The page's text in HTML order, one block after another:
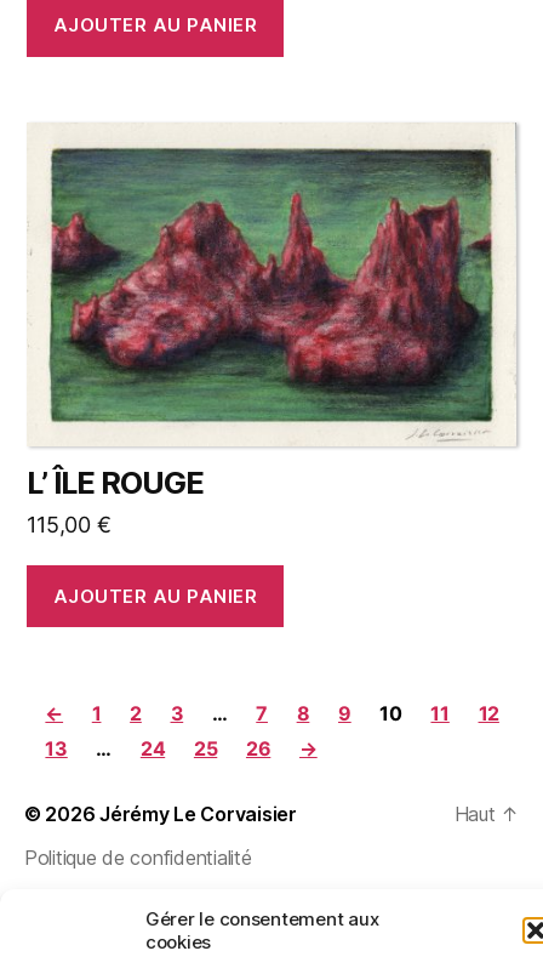
Gérer le consentement aux
cookies
AJOUTER AU PANIER
L’ ÎLE ROUGE
115,00 €
AJOUTER AU PANIER
← 1 2 3 … 7 8 9 10 11
12
13
… 24 25 26 →
© 2026Jérémy Le Corvaisier
Politique de confidentialité
Haut ↑